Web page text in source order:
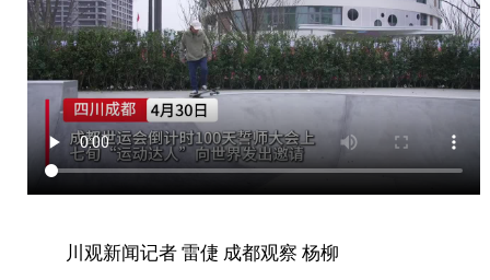
川观新闻记者 雷倢 成都观察 杨柳